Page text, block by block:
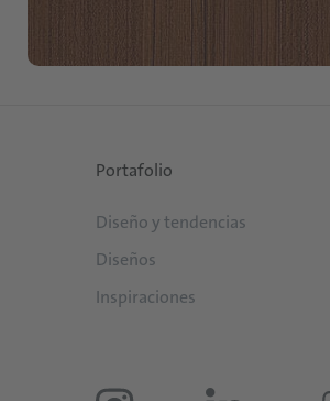
Portafolio
Diseño y tendencias
Diseños
Inspiraciones